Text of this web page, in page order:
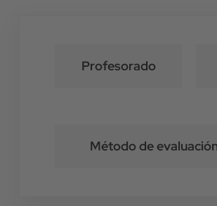
Profesorado
Método de